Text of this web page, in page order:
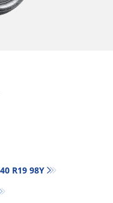
R19 98Y